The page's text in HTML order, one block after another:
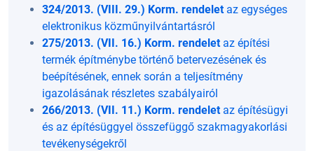
324/2013. (VIII. 29.) Korm. rendeletaz egységes
elektronikus közműnyilvántartásról
275/2013. (VII. 16.) Korm. rendeletaz építési
termék építménybe történő betervezésének és
beépítésének, ennek során a teljesítmény
igazolásának részletes szabályairól
266/2013. (VII. 11.) Korm. rendeletaz építésügyi
és az építésüggyel összefüggő szakmagyakorlási
tevékenységekről